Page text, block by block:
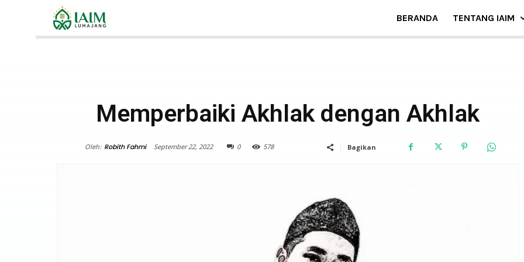
BERANDA TENTANG IAIM
Memperbaiki Akhlak dengan Akhlak
Oleh: Robith Fahmi September 22, 2022 0 578 Bagikan